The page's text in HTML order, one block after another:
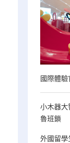
國際體
小木器大
魯班鎖
外國留學